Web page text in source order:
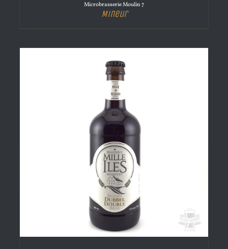
Microbrasserie Moulin 7
Mineur